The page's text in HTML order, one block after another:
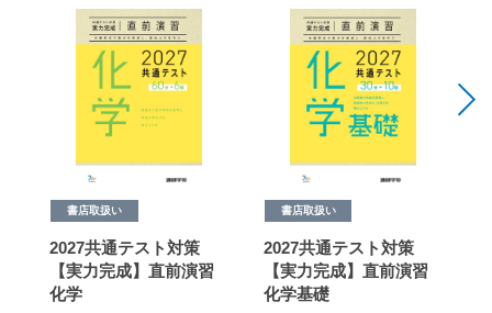
書店取扱い
2027共通テスト対策
【実力完成】直前演習
化学
書店取扱い
2027共通テスト対策
【実力完成】直前演習
化学基礎